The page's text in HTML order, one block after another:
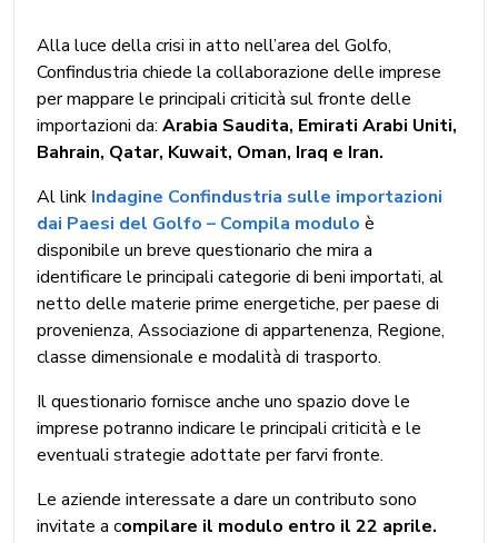
Alla luce della crisi in atto nell’area del Golfo,
Confindustria chiede la collaborazione delle imprese
per mappare le principali criticità sul fronte delle
importazioni da: Arabia Saudita, Emirati Arabi Uniti,
Bahrain, Qatar, Kuwait, Oman, Iraq e Iran.
Allink Indagine Confindustria sulle importazioni
dai Paesi del Golfo – Compila modulo è
disponibile un breve questionario che mira a
identificare le principali categorie di beni importati, al
netto delle materie prime energetiche, per paese di
provenienza, Associazione di appartenenza, Regione,
classe dimensionale e modalità di trasporto.
Il questionario fornisce anche uno spazio dove le
imprese potranno indicare le principali criticità e le
eventuali strategie adottate per farvi fronte.
Le aziende interessate a dare un contributo sono
invitate a compilare il modulo entro il 22 aprile.